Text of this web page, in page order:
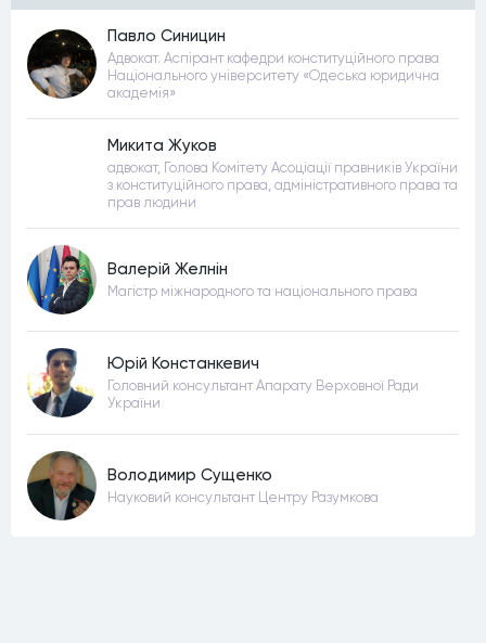
Павло Синицин
Адвокат. Аспірант кафедри конституційного права
Національного університету «Одеська юридична
академія»
Микита Жуков
адвокат, Голова Комітету Асоціації правників України
з конституційного права, адміністративного права та
прав людини
Валерій Желнін
Магістр міжнародного та національного права
Юрій Констанкевич
Головний консультант Апарату Верховної Ради
України
Володимир Сущенко
Науковий консультант Центру Разумкова